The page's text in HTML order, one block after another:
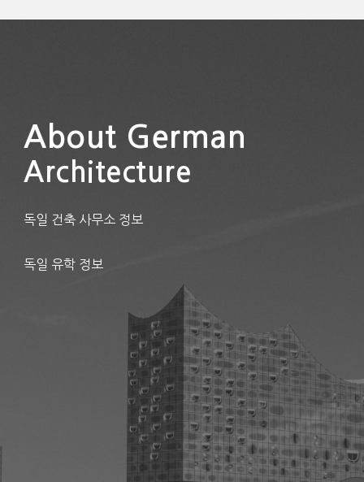
About German
Architecture
독일 건축 사무소 정보
독일 유학 정보